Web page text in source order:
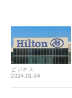
ビジネス
2024.01.04